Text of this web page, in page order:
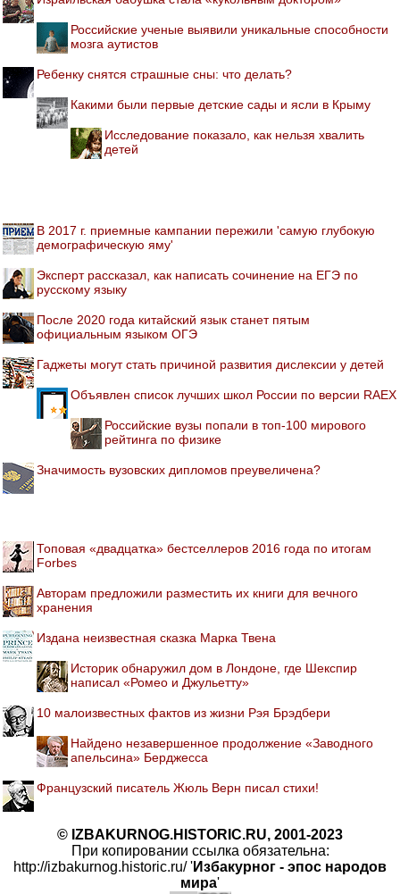
Российские ученые выявили уникальные способности
мозга аутистов
Ребенку снятся страшные сны: что делать?
Какими были первые детские сады и ясли в Крыму
Исследование показало, как нельзя хвалить
детей
В 2017 г. приемные кампании пережили 'самую глубокую
демографическую яму'
Эксперт рассказал, как написать сочинение на ЕГЭ по
русскому языку
После 2020 года китайский язык станет пятым
официальным языком ОГЭ
Гаджеты могут стать причиной развития дислексии у детей
Объявлен список лучших школ России по версии RAEX
Российские вузы попали в топ-100 мирового
рейтинга по физике
Значимость вузовских дипломов преувеличена?
Топовая «двадцатка» бестселлеров 2016 года по итогам
Forbes
Авторам предложили разместить их книги для вечного
хранения
Издана неизвестная сказка Марка Твена
Историк обнаружил дом в Лондоне, где Шекспир
написал «Ромео и Джульетту»
10 малоизвестных фактов из жизни Рэя Брэдбери
Найдено незавершенное продолжение «Заводного
апельсина» Берджесса
Французский писатель Жюль Верн писал стихи!
© IZBAKURNOG.HISTORIC.RU, 2001-2023
При копировании ссылка обязательна:
http://izbakurnog.historic.ru/ 'Избакурног - эпос народов
мира'